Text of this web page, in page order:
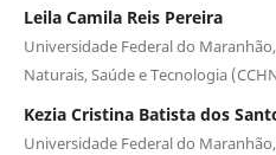
Leila Camila Reis Pereira
Universidade Federal do
Naturais, Saúde e Tecnologia
Kezia Cristina Batista dos
Universidade Federal do